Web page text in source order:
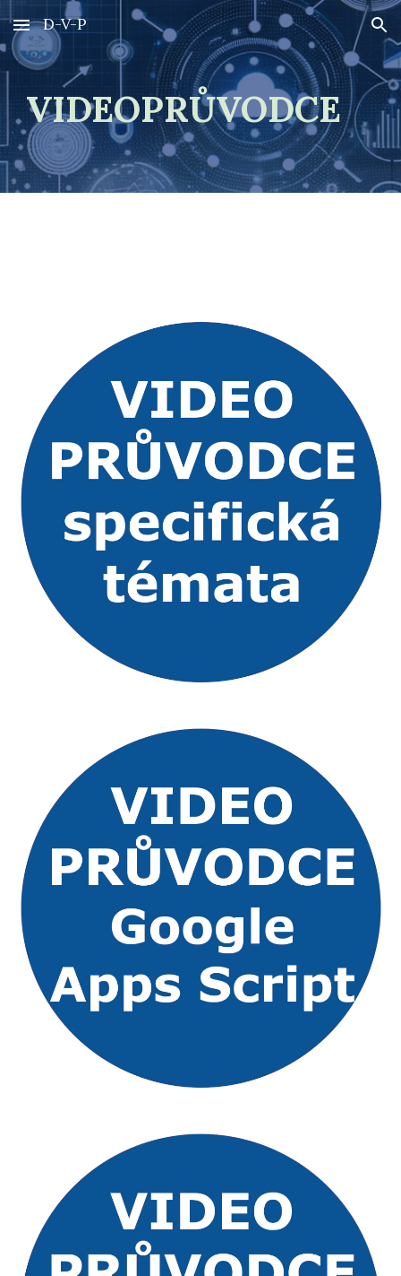
Skip to main content Skip to navigation
D-V-P
VIDEOPRŮVODCE